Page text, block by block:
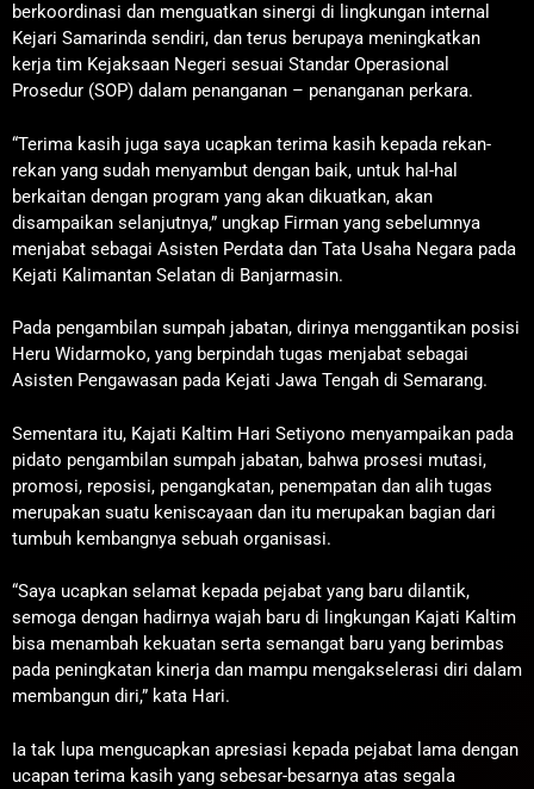
berkoordinasi dan menguatkan sinergi di lingkungan internal
Kejari Samarinda sendiri, dan terus berupaya meningkatkan
kerja tim Kejaksaan Negeri sesuai Standar Operasional
Prosedur (SOP) dalam penanganan – penanganan perkara.
“Terima kasih juga saya ucapkan terima kasih kepada rekan-
rekan yang sudah menyambut dengan baik, untuk hal-hal
berkaitan dengan program yang akan dikuatkan, akan
disampaikan selanjutnya,” ungkap Firman yang sebelumnya
menjabat sebagai Asisten Perdata dan Tata Usaha Negara pada
Kejati Kalimantan Selatan di Banjarmasin.
Pada pengambilan sumpah jabatan, dirinya menggantikan posisi
Heru Widarmoko, yang berpindah tugas menjabat sebagai
Asisten Pengawasan pada Kejati Jawa Tengah di Semarang.
Sementara itu, Kajati Kaltim Hari Setiyono menyampaikan pada
pidato pengambilan sumpah jabatan, bahwa prosesi mutasi,
promosi, reposisi, pengangkatan, penempatan dan alih tugas
merupakan suatu keniscayaan dan itu merupakan bagian dari
tumbuh kembangnya sebuah organisasi.
“Saya ucapkan selamat kepada pejabat yang baru dilantik,
semoga dengan hadirnya wajah baru di lingkungan Kajati Kaltim
bisa menambah kekuatan serta semangat baru yang berimbas
pada peningkatan kinerja dan mampu mengakselerasi diri dalam
membangun diri,” kata Hari.
Ia tak lupa mengucapkan apresiasi kepada pejabat lama dengan
ucapan terima kasih yang sebesar-besarnya atas segala